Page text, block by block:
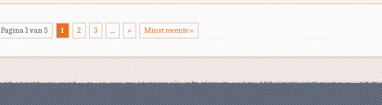
Pagina 1 van 5 1 2 3 ... » Minst recente »